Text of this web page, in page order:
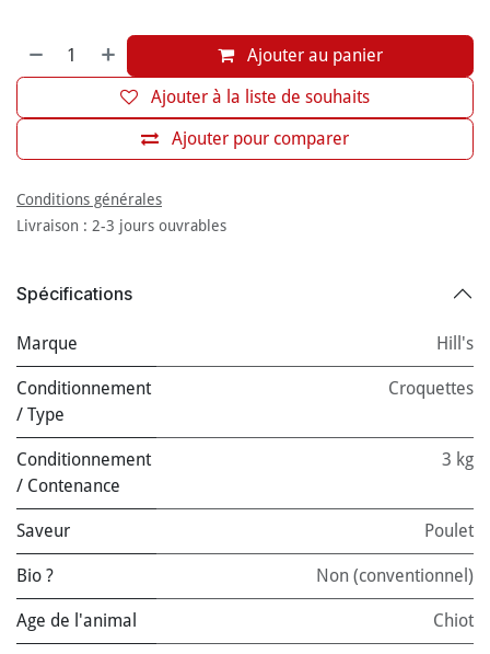
Ajouter au panier
Ajouter pour comparer
Ajouter à la liste de souhaits
Conditions générales
Livraison : 2-3 jours ouvrables
Spécifications
Marque Hill's
Conditionnement
/ Type
Croquettes
Conditionnement
/ Contenance
3 kg
Saveur Poulet
Bio ? Non (conventionnel)
Age de l'animal Chiot